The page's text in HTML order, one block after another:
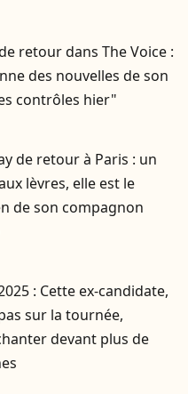
retour dans The Voice :
des nouvelles de son
contrôles hier"
de retour à Paris : un
lèvres, elle est le
de son compagnon
: Cette ex-candidate,
sur la tournée,
devant plus de